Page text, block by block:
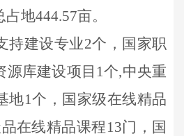
占地444.57亩。
持建设专业2个，国家职
源库建设项目 1个,中央重
地1个，国家级在线精品
在线精品课程13门，国